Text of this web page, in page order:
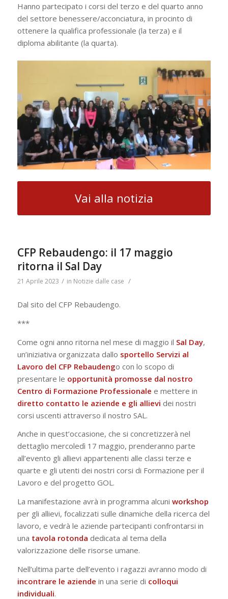
Hanno partecipato i corsi del terzo e del quarto anno
del settore benessere/acconciatura, in procinto di
ottenere la qualifica professionale (la terza) e il
diploma abilitante (la quarta).
Vai alla notizia
CFP Rebaudengo: il 17 maggio
ritorna il Sal Day
21 Aprile 2023 / in Notizie dalle case /
Dal sito del CFP Rebaudengo.
***
Come ogni anno ritorna nel mese di maggio il Sal Day,
un’iniziativa organizzata dallo sportello Servizi al
Lavoro del CFP Rebaudengo con lo scopo di
presentare le opportunità promosse dal nostro
Centro di Formazione Professionale e mettere in
diretto contatto le aziende e gli allievi dei nostri
corsi uscenti attraverso il nostro SAL.
Anche in quest’occasione, che si concretizzerà nel
dettaglio mercoledì 17 maggio, prenderanno parte
all’evento gli allievi appartenenti alle classi terze e
quarte e gli utenti dei nostri corsi di Formazione per il
Lavoro e del progetto GOL.
La manifestazione avrà in programma alcuni workshop
per gli allievi, focalizzati sulle dinamiche della ricerca del
lavoro, e vedrà le aziende partecipanti confrontarsi in
una tavola rotonda dedicata al tema della
valorizzazione delle risorse umane.
Nell’ultima parte dell’evento i ragazzi avranno modo di
incontrare le aziende in una serie di colloqui
individuali.